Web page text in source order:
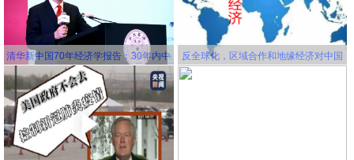
清华新中国70年经济学报告：30年内中
国将成为世界第一大经济体
反全球化，区域合作和地缘经济对中国